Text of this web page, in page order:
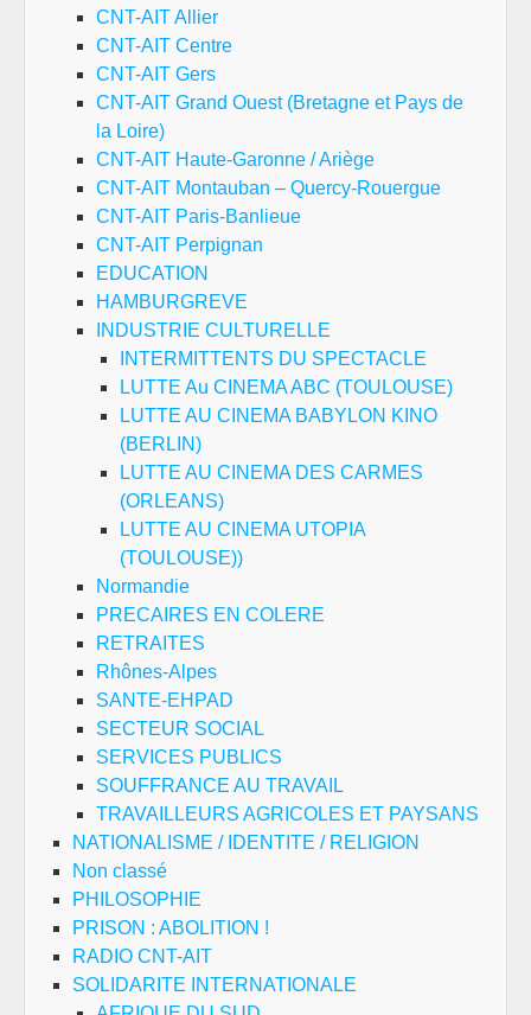
CNT-AIT Allier
CNT-AIT Centre
CNT-AIT Gers
CNT-AIT Grand Ouest (Bretagne et Pays de
la Loire)
CNT-AIT Haute-Garonne / Ariège
CNT-AIT Montauban – Quercy-Rouergue
CNT-AIT Paris-Banlieue
CNT-AIT Perpignan
EDUCATION
HAMBURGREVE
INDUSTRIE CULTURELLE
INTERMITTENTS DU SPECTACLE
LUTTE Au CINEMA ABC (TOULOUSE)
LUTTE AU CINEMA BABYLON KINO
(BERLIN)
LUTTE AU CINEMA DES CARMES
(ORLEANS)
LUTTE AU CINEMA UTOPIA
(TOULOUSE))
Normandie
PRECAIRES EN COLERE
RETRAITES
Rhônes-Alpes
SANTE-EHPAD
SECTEUR SOCIAL
SERVICES PUBLICS
SOUFFRANCE AU TRAVAIL
TRAVAILLEURS AGRICOLES ET PAYSANS
NATIONALISME / IDENTITE / RELIGION
Non classé
PHILOSOPHIE
PRISON : ABOLITION !
RADIO CNT-AIT
SOLIDARITE INTERNATIONALE